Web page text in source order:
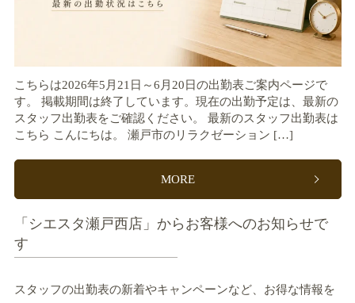
こちらは2026年5月21日～6月20日の出勤表ご案内ページで
す。 掲載期間は終了しています。現在の出勤予定は、最新の
スタッフ出勤表をご確認ください。 最新のスタッフ出勤表は
こちら こんにちは。 瀬戸市のリラクゼーション […]
MORE
「シエスタ瀬戸西店」からお客様へのお知らせで
す
スタッフの出勤表の新着やキャンペーンなど、お得な情報を